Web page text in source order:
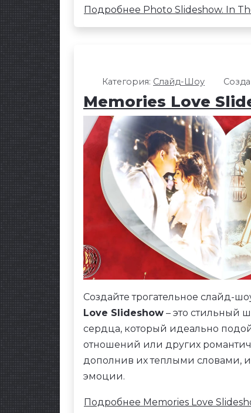
Подробнее Photo Slideshow. In
Категория: Слайд-Шоу
Memories Love
Создайте трогательное
Love Slideshow – это стильный
сердца, который идеально
отношений или других
дополнив их теплыми словами,
эмоции.
Подробнее Memories Love